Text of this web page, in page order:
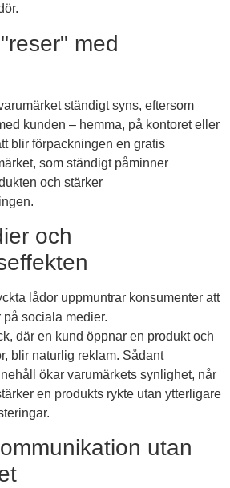
med
ständigt syns, eftersom
kunden – hemma, på kontoret eller
blir förpackningen en gratis
som ständigt påminner
och stärker
och
lådor uppmuntrar konsumenter att
sociala medier.
där en kund öppnar en produkt och
blir naturlig reklam. Sådant
ökar varumärkets synlighet, når
en produkts rykte utan ytterligare
utan